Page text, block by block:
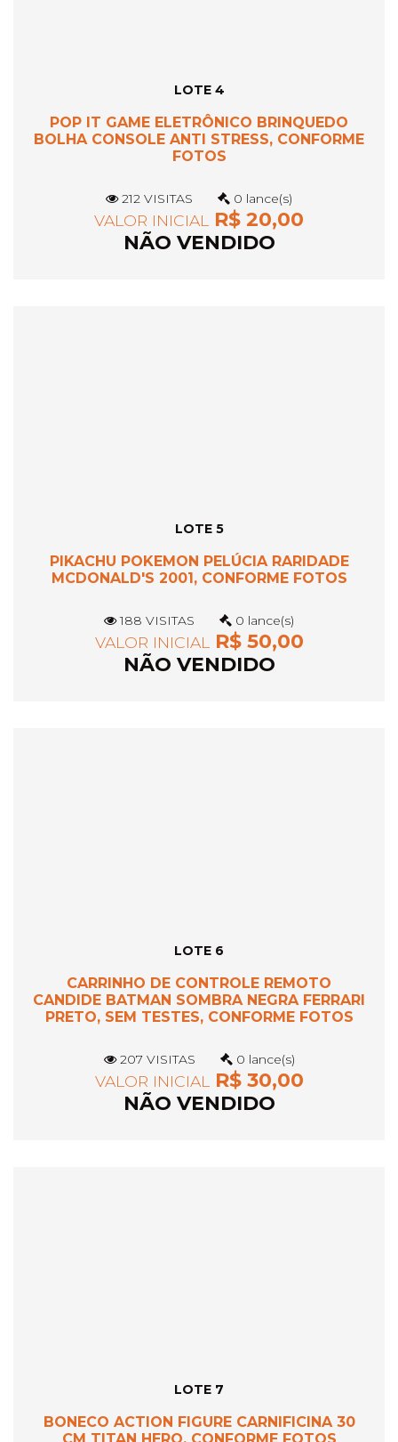
LOTE 4
POP IT GAME ELETRÔNICO BRINQUEDO
BOLHA CONSOLE ANTI STRESS, CONFORME
FOTOS
212 VISITAS 0 lance(s)
VALOR INICIAL
R$ 20,00
NÃO VENDIDO
LOTE 5
PIKACHU POKEMON PELÚCIA RARIDADE
MCDONALD'S 2001, CONFORME FOTOS
188 VISITAS 0 lance(s)
VALOR INICIAL R$ 50,00
NÃO VENDIDO
LOTE 6
CARRINHO DE CONTROLE REMOTO
CANDIDE BATMAN SOMBRA NEGRA FERRARI
PRETO, SEM TESTES, CONFORME FOTOS
207 VISITAS 0 lance(s)
VALOR INICIAL R$ 30,00
NÃO VENDIDO
LOTE 7
BONECO ACTION FIGURE CARNIFICINA 30